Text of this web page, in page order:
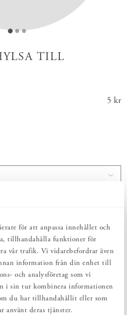
för att anpassa innehållet och
tillhandahålla funktioner för
vår trafik. Vi vidarebefordrar även
information från din enhet till
och analysföretag som vi
i sin tur kombinera informationen
du har tillhandahållit eller som
använt deras tjänster.
TILL
Pris
5 kr
Styrtapp och hylsa används för
med huvud- & fotgaveln.